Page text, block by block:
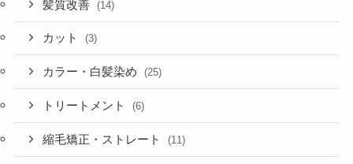
髪質改善 (14)
カット (3)
カラー・白髪染め (25)
トリートメント (6)
縮毛矯正・ストレート (11)